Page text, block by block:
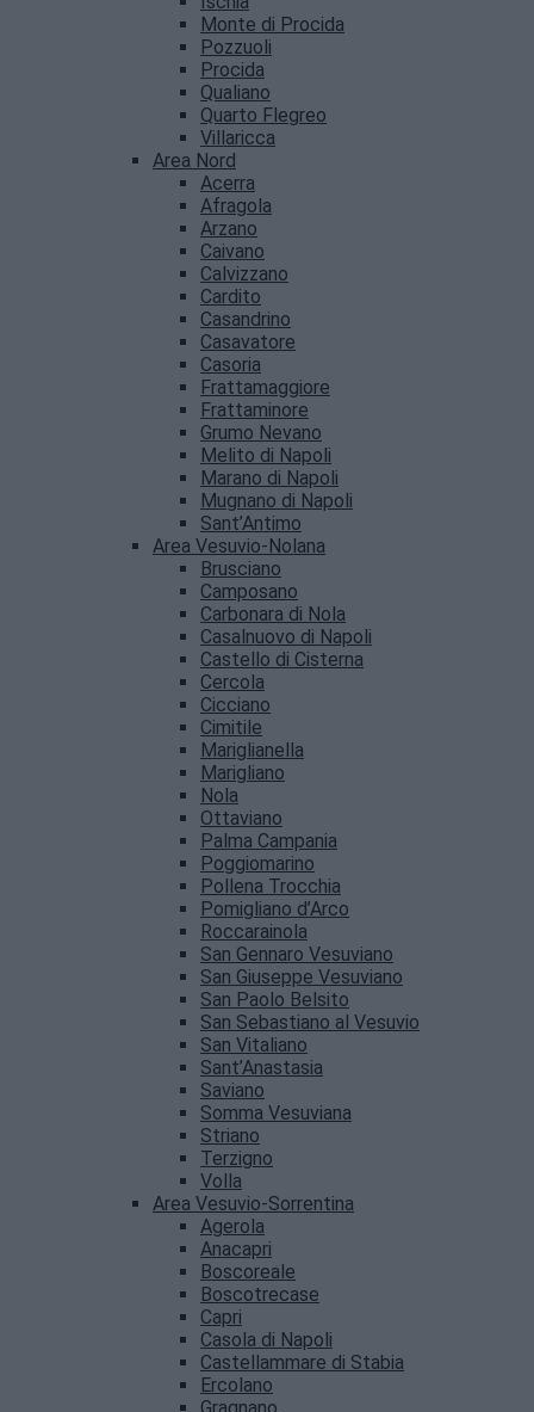
Monte di Procida
Pozzuoli
Procida
Qualiano
Quarto Flegreo
Villaricca
Area Nord
Acerra
Afragola
Arzano
Caivano
Calvizzano
Cardito
Casandrino
Casavatore
Casoria
Frattamaggiore
Frattaminore
Grumo Nevano
Melito di Napoli
Marano di Napoli
Mugnano di Napoli
Sant’Antimo
Area Vesuvio-Nolana
Brusciano
Camposano
Carbonara di Nola
Casalnuovo di Napoli
Castello di Cisterna
Cercola
Cicciano
Cimitile
Mariglianella
Marigliano
Nola
Ottaviano
Palma Campania
Poggiomarino
Pollena Trocchia
Pomigliano d’Arco
Roccarainola
San Gennaro Vesuviano
San Giuseppe Vesuviano
San Paolo Belsito
San Sebastiano al Vesuvio
San Vitaliano
Sant’Anastasia
Saviano
Somma Vesuviana
Striano
Terzigno
Volla
Area Vesuvio-Sorrentina
Agerola
Anacapri
Boscoreale
Boscotrecase
Capri
Casola di Napoli
Castellammare di Stabia
Ercolano